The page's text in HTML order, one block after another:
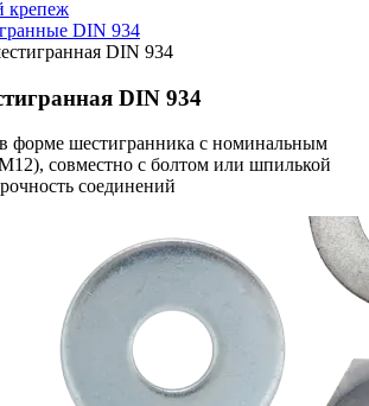
крепеж
DIN 934
DIN 934
DIN 934
форме шестигранника с номинальным
совместно с болтом или шпилькой
соединений